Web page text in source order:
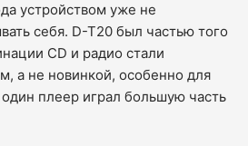
устройством уже не
себя. D-T20 был частью того
CD и радио стали
а не новинкой, особенно для
плеер играл большую часть